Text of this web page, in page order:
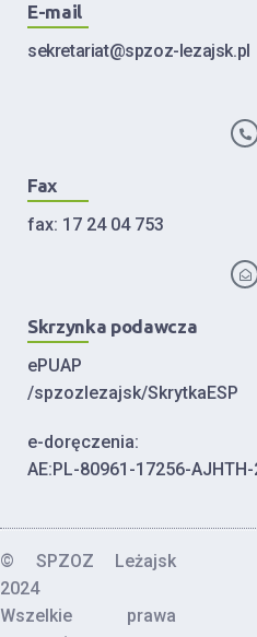
E-mail
sekretariat@spzoz-lezajsk.pl
Fax
fax: 17 24 04 753
Skrzynka podawcza
ePUAP
/spzozlezajsk/SkrytkaESP
e-doręczenia:
AE:PL-80961-17256-
© SPZOZ Leżajsk
2024
Wszelkie prawa